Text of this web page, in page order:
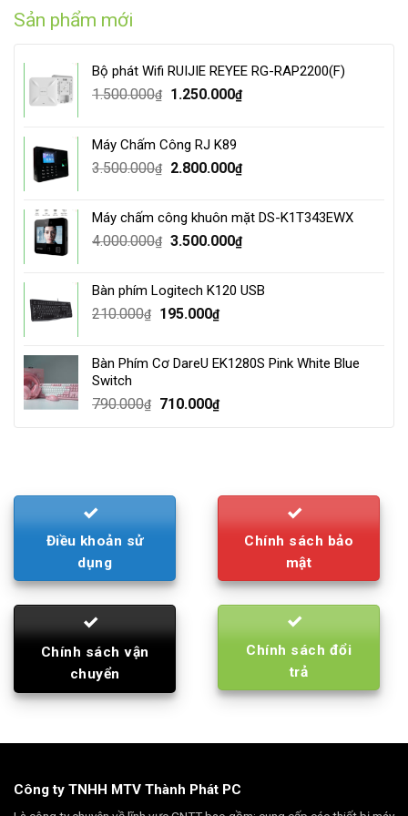
Sản phẩm mới
Bộ phát Wifi RUIJIE REYEE RG-RAP2200(F)
1.500.000₫
Original
1.500.000₫.
1.250.000₫Current
Máy Chấm Công RJ K89
3.500.000₫
Original
3.500.000₫.
2.800.000₫Current
2.800.000₫.
Máy chấm công khuôn mặt DS-K1T343EWX
4.000.000₫ Original
4.000.000₫.
3.500.000₫Current
3.500.000₫.
Bàn phím Logitech K120 USB
210.000₫
Original
210.000₫.
195.000₫Current
195.000₫.
Bàn Phím Cơ DareU EK1280S Pink White Blue
Switch
790.000₫
Original
710.000₫Current
Điều khoản sử
dụng
Chính sách bảo
mật
Chính sách vận
chuyển
Chính sách đổi
trả
Công ty TNHH MTV Thành Phát PC